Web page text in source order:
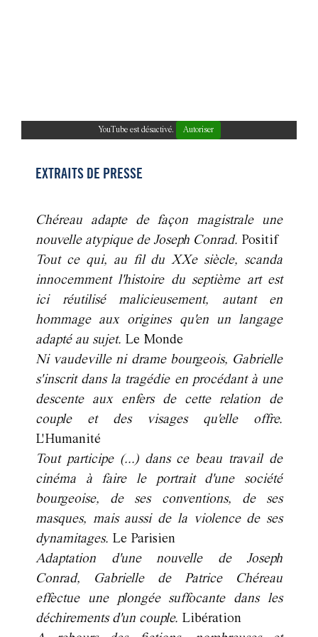
YouTube est désactivé. Autoriser
EXTRAITS DE PRESSE
Chéreau adapte de façon magistrale une
nouvelle atypique de Joseph Conrad. Positif
Tout ce qui, au fil du XXe siècle, scanda
innocemment l'histoire du septième art est
ici réutilisé malicieusement, autant en
hommage aux origines qu'en un langage
adapté au sujet. Le Monde
Ni vaudeville ni drame bourgeois, Gabrielle
s'inscrit dans la tragédie en procédant à une
descente aux enfers de cette relation de
couple et des visages qu'elle offre.
L'Humanité
Tout participe (...) dans ce beau travail de
cinéma à faire le portrait d'une société
bourgeoise, de ses conventions, de ses
masques, mais aussi de la violence de ses
dynamitages. Le Parisien
Adaptation d'une nouvelle de Joseph
Conrad, Gabrielle de Patrice Chéreau
effectue une plongée suffocante dans les
déchirements d'un couple. Libération